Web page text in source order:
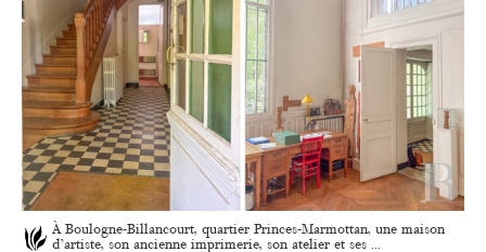
À Boulogne-Billancourt, quartier Princes-Marmottan, une maison
d’artiste, son ancienne imprimerie, son atelier et ses ...